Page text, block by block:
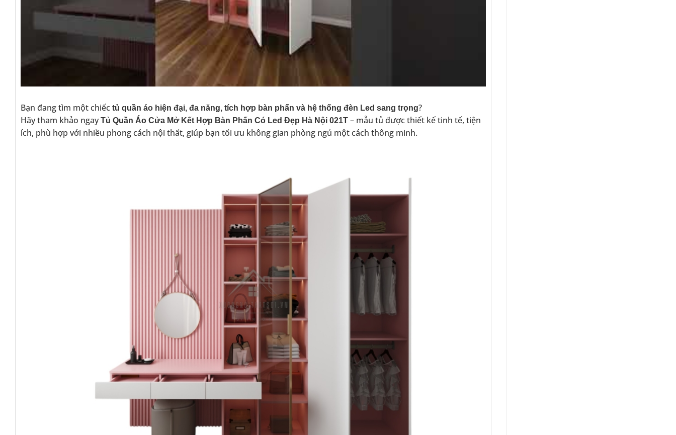
Bạn đang tìm một chiếc tủ quần áo hiện đại, đa năng, tích hợp bàn phấn và hệ thống đèn Led sang trọng?
Hãy tham khảo ngay Tủ Quần Áo Cửa Mở Kết Hợp Bàn Phấn Có Led Đẹp Hà Nội 021T – mẫu tủ được thiết kế tinh tế, tiện
ích, phù hợp với nhiều phong cách nội thất, giúp bạn tối ưu không gian phòng ngủ một cách thông minh.